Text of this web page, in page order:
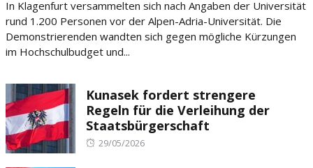
In Klagenfurt versammelten sich nach Angaben der Universität
rund 1.200 Personen vor der Alpen-Adria-Universität. Die
Demonstrierenden wandten sich gegen mögliche Kürzungen
im Hochschulbudget und...
Kunasek fordert strengere
Regeln für die Verleihung der
Staatsbürgerschaft
Posted
29/05/2026